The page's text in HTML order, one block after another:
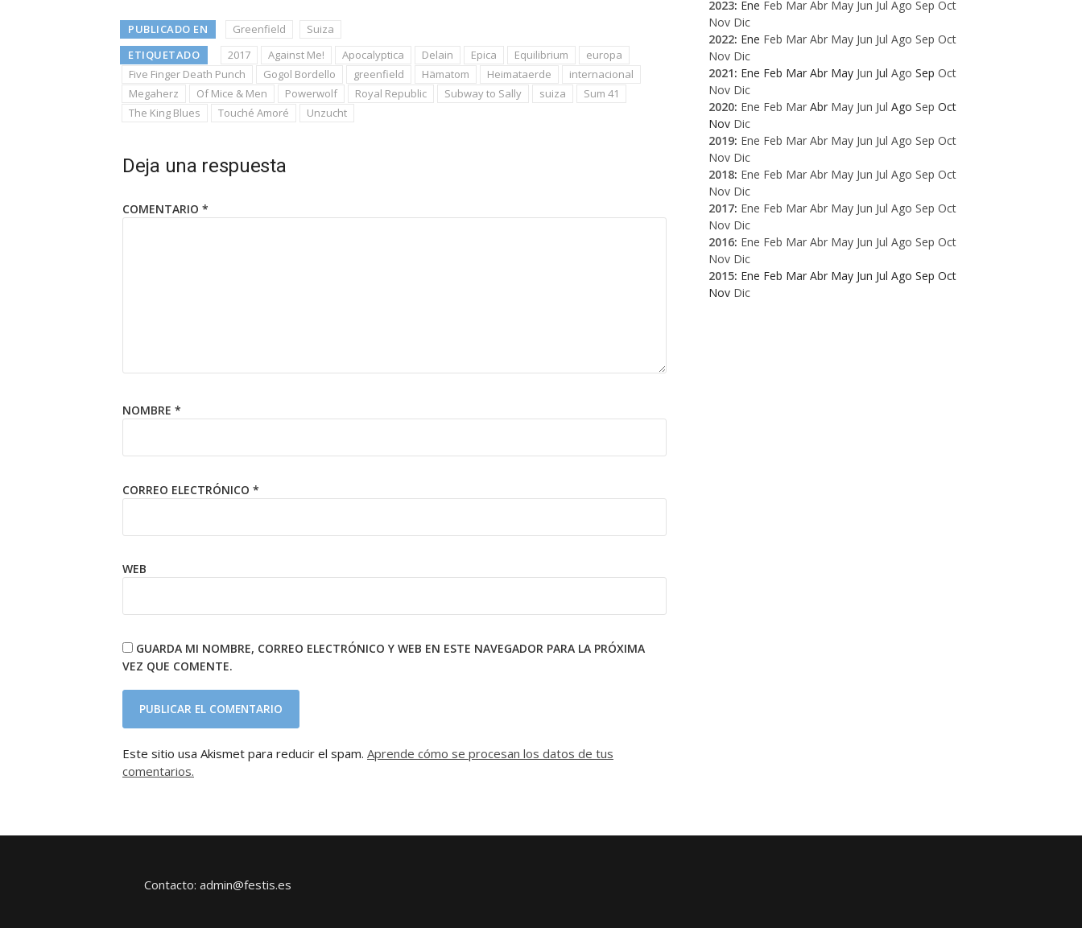
PUBLICADO EN Greenfield
Suiza
ETIQUETADO
2017 Against Me! Apocalyptica Delain Epica Equilibrium
europa
Five Finger Death Punch
Gogol Bordello greenfield Hämatom Heimataerde
internacional
Megaherz
Of Mice & Men Powerwolf Royal Republic Subway to Sally suiza
Sum 41
The King Blues
Touché Amoré Unzucht
Deja una respuesta
COMENTARIO *
NOMBRE *
CORREO ELECTRÓNICO *
WEB
GUARDA MI NOMBRE, CORREO ELECTRÓNICO Y WEB EN ESTE NAVEGADOR PARA LA PRÓXIMA
VEZ QUE COMENTE.
Este sitio usa Akismet para reducir el spam. Aprende cómo se procesan los datos de tus
comentarios.
2023: Ene Feb Mar Abr May Jun Jul Ago Sep Oct
Nov Dic
2022: Ene Feb Mar Abr May Jun Jul Ago Sep Oct
Nov Dic
2021: Ene Feb Mar Abr May Jun Jul Ago Sep Oct
Nov Dic
2020: Ene Feb Mar Abr May Jun Jul Ago Sep Oct
Nov Dic
2019: Ene Feb Mar Abr May Jun Jul Ago Sep Oct
Nov Dic
2018: Ene Feb Mar Abr May Jun Jul Ago Sep Oct
Nov Dic
2017: Ene Feb Mar Abr May Jun Jul Ago Sep Oct
Nov Dic
2016: Ene Feb Mar Abr May Jun Jul Ago Sep Oct
Nov Dic
2015: Ene Feb Mar Abr May Jun Jul Ago Sep Oct
Nov Dic
Contacto: admin@festis.es